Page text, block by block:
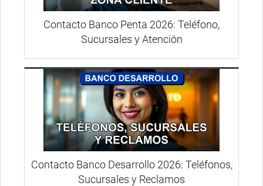
Contacto Banco Penta 2026: Teléfono,
Sucursales y Atención
Contacto Banco Desarrollo 2026: Teléfonos,
Sucursales y Reclamos